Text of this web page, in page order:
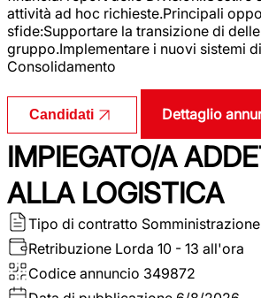
attività ad hoc richieste.Principali
sfide:Supportare la transizione di
gruppo.Implementare i nuovi sistemi
Consolidamento
Candidati Dettaglio
IMPIEGATO/A
ALLA LOGISTICA
Tipo di contratto Somministrazione
Retribuzione Lorda 10 - 13 all'ora
Codice annuncio 349872